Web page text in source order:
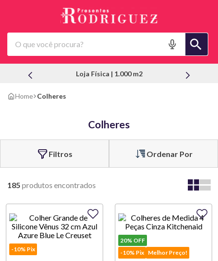
O que você procura?
Loja Física | 1.000 m2
Colheres
Colheres
Ordenar Por
185 produtos
-10% Pix
20% OFF
-10% Pix Melhor Preço!